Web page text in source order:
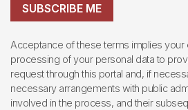
SUBSCRIBE ME
Acceptance of these terms implies your
processing of your personal data to
request through this portal and, if
necessary arrangements with public
involved in the process, and their